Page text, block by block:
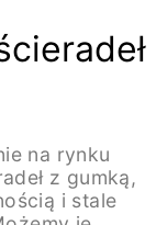
na rynku
z gumką,
i stale